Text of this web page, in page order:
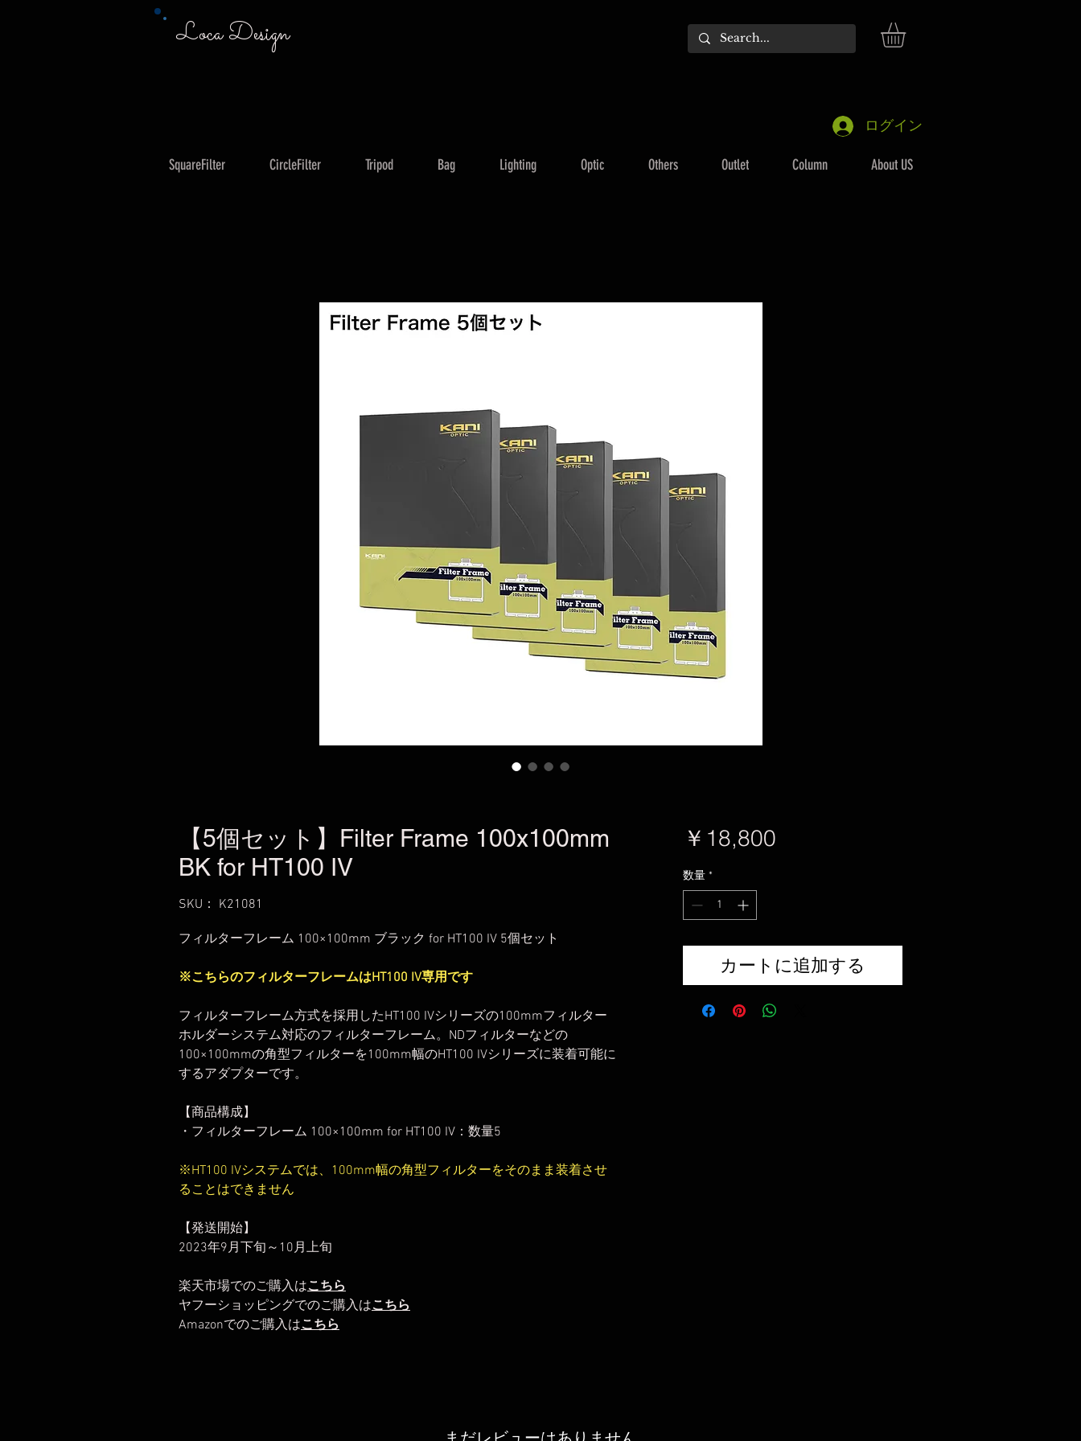
Loca Design
ログイン
SquareFilter CircleFilter Tripod Bag Lighting Optic Others Outlet Column About US
【5個セット】Filter Frame 100x100mm
BK for HT100 IV
SKU： K21081
フィルターフレーム 100×100mm ブラック for HT100 IV 5個セット
※こちらのフィルターフレームはHT100 IV専用です
フィルターフレーム方式を採用したHT100 IVシリーズの100mmフィルター
ホルダーシステム対応のフィルターフレーム。NDフィルターなどの
100×100mmの角型フィルターを100mm幅のHT100 IVシリーズに装着可能に
するアダプターです。
【商品構成】
・フィルターフレーム 100×100mm for HT100 IV：数量5
※HT100 IVシステムでは、100mm幅の角型フィルターをそのまま装着させ
ることはできません
【発送開始】
2023年9月下旬～10月上旬
楽天市場でのご購入はこちら
ヤフーショッピングでのご購入はこちら
Amazonでのご購入はこちら
￥18,800価
数量 *
カートに追加する